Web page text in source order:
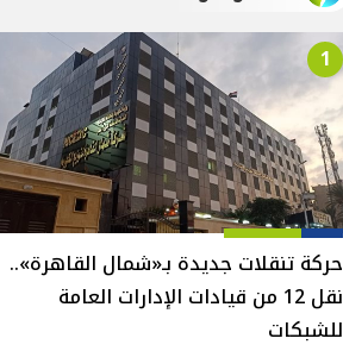
1
حركة تنقلات جديدة بـ«شمال القاهرة»..
نقل 12 من قيادات الإدارات العامة
للشبكات